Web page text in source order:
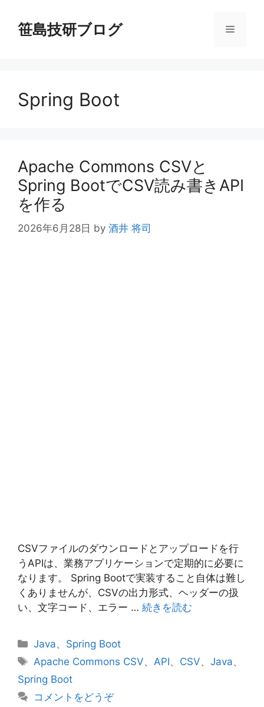
笹島技研ブログ メ
Spring Boot
Apache Commons CSVと
Spring BootでCSV読み書きAPI
を作る
2026年6月28日 by 酒井 将司
CSVファイルのダウンロードとアップロードを行
うAPIは、業務アプリケーションで定期的に必要に
なります。 Spring Bootで実装すること自体は難し
くありませんが、CSVの出力形式、ヘッダーの扱
い、文字コード、エラー … 続きを読む
カ
テ
ゴ
リ
ー
Java、 Spring Boot
タ
グ
Apache Commons CSV、 API、 CSV、Java、
Spring Boot
コメントをどうぞ